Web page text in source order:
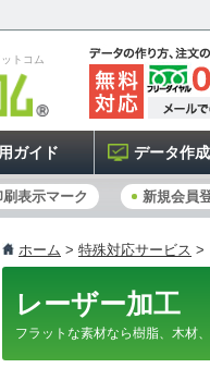
トコム
ガイド データ作
刷表示マーク 新規会員
ホーム > 特殊対応サービス >
レーザー加工
フラットな素材なら樹脂、木材